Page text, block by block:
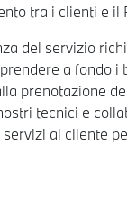
tra i clienti e
del servizio
a fondo
prenotazione
tecnici e
al cliente